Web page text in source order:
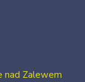
nad Zalewem